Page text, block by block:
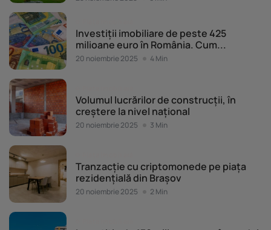
Investiții imobiliare de peste 425
milioane euro în România. Cum...
20 noiembrie 2025 4 Min
Volumul lucrărilor de construcții, în
creștere la nivel național
20 noiembrie 2025 3 Min
Tranzacție cu criptomonede pe piața
rezidențială din Brașov
20 noiembrie 2025 2 Min